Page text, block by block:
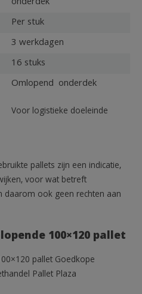
Per stuk
3 werkdagen
16 stuks
Omlopend onderdek
Voor logistieke doeleinde
pallets zijn een indicatie,
voor wat betreft
daarom ook geen rechten aan
100×120 pallet
pallet Goedkope
Pallet Plaza